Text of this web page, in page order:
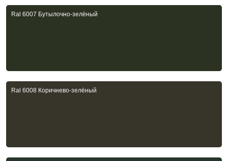
Ral 6007 Бутылочно-зелёный
Ral 6008 Коричнево-зелёный